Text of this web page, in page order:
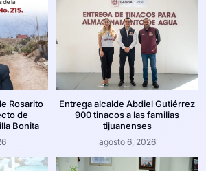
Rosarito
de
Bonita
Entrega alcalde Abdiel Gutiérrez
900 tinacos a las familias
tijuanenses
agosto 6, 2026